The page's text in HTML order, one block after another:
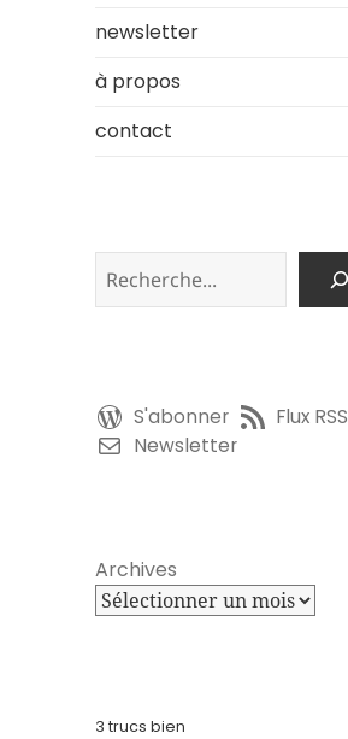
newsletter
à propos
contact
S'abonner
Flux RSS
Newsletter
Archives
3 trucs bien